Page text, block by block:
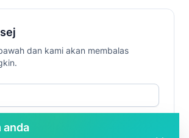
dan kami akan membalas
anda